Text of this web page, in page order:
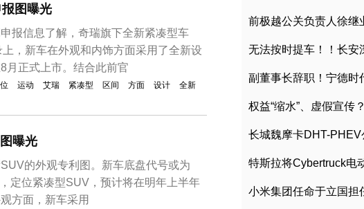
图曝光
报信息了解，奇瑞旗下全新紧凑型车
，新车在外观和内饰方面采用了全新设
月正式上市。结合此前官
运动 艾瑞 紧凑型 区间 方面 设计
全新
曝光
的外观专利图。新车底盘代号或为
定位紧凑型SUV，预计将在明年上半年
方面，新车采用
前极越公关负责人徐继
副董事长辞职！宁德时
长城魏摩卡DHT-